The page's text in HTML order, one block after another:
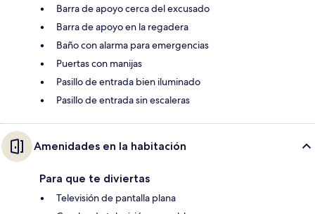
Barra de apoyo cerca del excusado
Barra de apoyo en la regadera
Baño con alarma para emergencias
Puertas con manijas
Pasillo de entrada bien iluminado
Pasillo de entrada sin escaleras
Amenidades en la habitación
Para que te diviertas
Televisión de pantalla plana